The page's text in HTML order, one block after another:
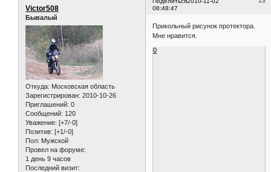
08:48:47
Victor508
Бывалый
Откуда: Московская область
Зарегистрирован: 2010-10-26
Приглашений: 0
Сообщений: 120
Уважение: [+7/-0]
Позитив: [+1/-0]
Пол: Мужской
Провел на форуме:
1 день 9 часов
Последний визит:
Прикольный рисунок протектора.
Мне нравится.
0